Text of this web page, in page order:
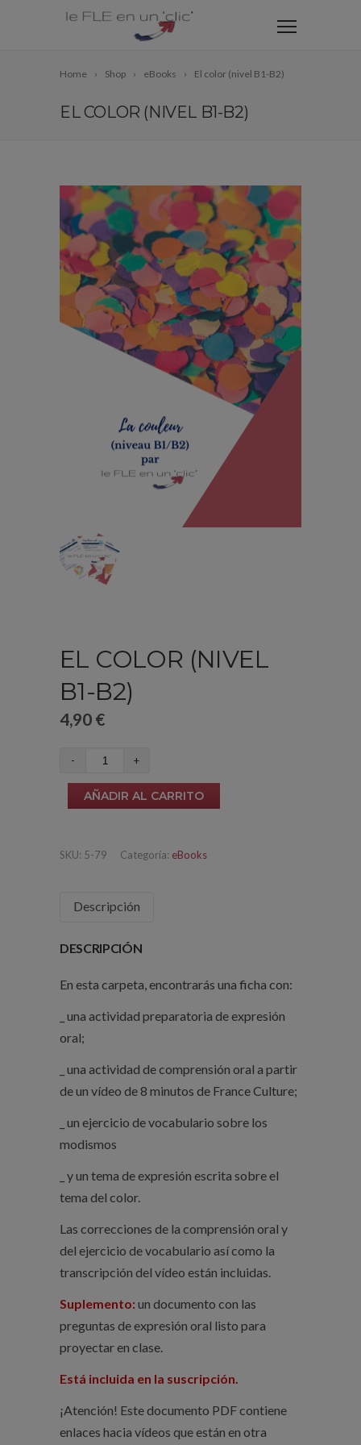
Home Shop eBooks El color (nivel B1-B2)
EL COLOR (NIVEL B1-B2)
EL COLOR (NIVEL
B1-B2)
4,90 €
(nivel
AÑADIR AL CARRITO
SKU: 5-79 Categoría: eBooks
Descripción
DESCRIPCIÓN
En esta carpeta, encontrarás una ficha con:
_ una actividad preparatoria de expresión
oral;
_ una actividad de comprensión oral a partir
de un vídeo de 8 minutos de France Culture;
_ un ejercicio de vocabulario sobre los
modismos
_ y un tema de expresión escrita sobre el
tema del color.
Las correcciones de la comprensión oral y
del ejercicio de vocabulario así como la
transcripción del vídeo están incluidas.
Suplemento: un documento con las
preguntas de expresión oral listo para
proyectar en clase.
Está incluida en la suscripción.
¡Atención! Este documento PDF contiene
enlaces hacia vídeos que están en otra